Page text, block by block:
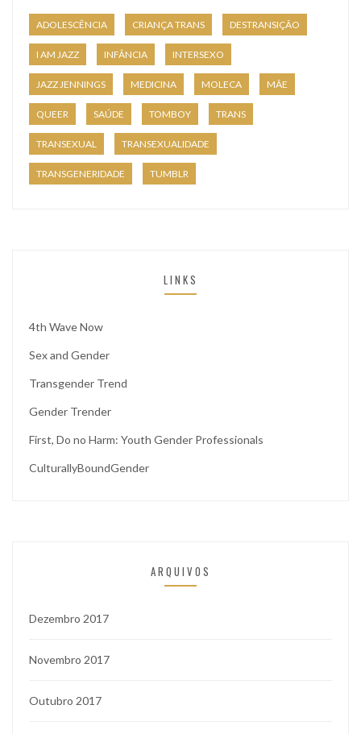
ADOLESCÊNCIA CRIANÇA TRANS DESTRANSIÇÃO
I AM JAZZ INFÂNCIA INTERSEXO
JAZZ JENNINGS MEDICINA MOLECA MÃE
QUEER SAÚDE TOMBOY TRANS
TRANSEXUAL TRANSEXUALIDADE
TRANSGENERIDADE TUMBLR
LINKS
4th Wave Now
Sex and Gender
Transgender Trend
Gender Trender
First, Do no Harm: Youth Gender Professionals
CulturallyBoundGender
ARQUIVOS
Dezembro 2017
Novembro 2017
Outubro 2017